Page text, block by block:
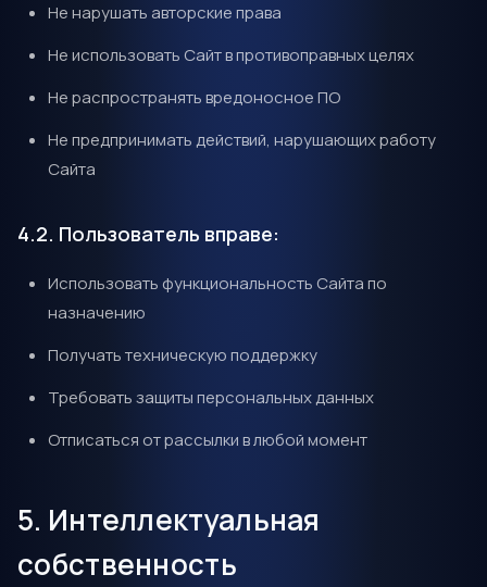
Не нарушать авторские права
Не использовать Сайт в противоправных целях
Не распространять вредоносное ПО
Не предпринимать действий, нарушающих работу
Сайта
4.2. Пользователь вправе:
Использовать функциональность Сайта по
назначению
Получать техническую поддержку
Требовать защиты персональных данных
Отписаться от рассылки в любой момент
5. Интеллектуальная
собственность